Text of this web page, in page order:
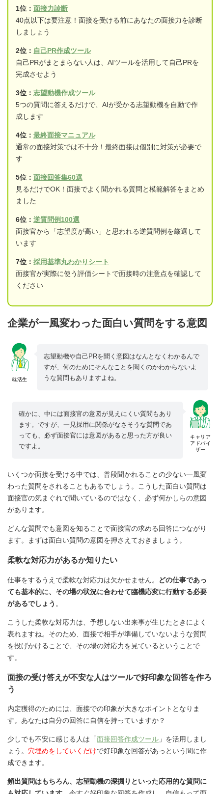
1位： 面接力診断
40点以下は要注意！面接を受ける前にあなたの面接力を診断
しましょう
2位： 自己PR作成ツール
自己PRがまとまらない人は、AIツールを活用して自己PRを
完成させよう
3位： 志望動機作成ツール
5つの質問に答えるだけで、AIが受かる志望動機を自動で作
成します
4位： 最終面接マニュアル
通常の面接対策では不十分！最終面接は個別に対策が必要で
す
5位： 面接回答集60選
見るだけでOK！面接でよく聞かれる質問と模範解答をまとめ
ました
6位： 逆質問例100選
面接官から「志望度が高い」と思われる逆質問例を厳選して
います
7位： 採用基準丸わかりシート
面接官が実際に使う評価シートで面接時の注意点を確認して
ください
企業が一風変わった面白い質問をする意図
就活生
志望動機や自己PRを聞く意図はなんとなくわかるんで
すが、何のためにそんなことを聞くのかわからないよ
うな質問もありますよね。
キャリア
アドバイ
ザー
確かに、中には面接官の意図が見えにくい質問もあり
ます。ですが、一見採用に関係がなさそうな質問であ
っても、必ず面接官には意図があると思った方が良い
ですよ。
いくつか面接を受ける中では、普段聞かれることの少ない一風変
わった質問をされることもあるでしょう。こうした面白い質問は
面接官の気まぐれで聞いているのではなく、必ず何かしらの意図
があります。
どんな質問でも意図を知ることで面接官の求める回答につながり
ます。まずは面白い質問の意図を押さえておきましょう。
柔軟な対応力があるか知りたい
仕事をするうえで柔軟な対応力は欠かせません。
どの仕事であっ
ても基本的に、その場の状況に合わせて臨機応変に行動する必要
があるでしょう 。
こうした柔軟な対応力は、予想しない出来事が生じたときによく
表れますね。そのため、面接で相手が準備していないような質問
を投げかけることで、その場の対応力を見ているということで
す。
面接の受け答えが不安な人はツールで好印象な回答を作ろ
う
内定獲得のためには、面接での印象が大きなポイントとなりま
す。あなたは自分の回答に自信を持っていますか？
少しでも不安に感じる人は「面接回答作成ツール 」を活用しまし
ょう。 穴埋めをしていくだけで好印象な回答があっという間に作
成できます。
頻出質問はもちろん、志望動機の深掘りといった応用的な質問に